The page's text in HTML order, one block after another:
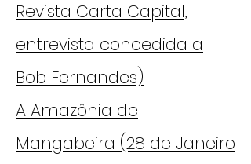
Revista Carta Capital,
entrevista concedida a
Bob Fernandes)
A Amazônia de
Mangabeira (28 de Janeiro